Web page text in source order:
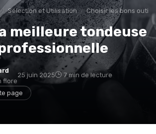
Sélection et Utilisation Choisir les bons outils
meilleure tondeuse
flore
25 juin 2025 7 min de lecture
page